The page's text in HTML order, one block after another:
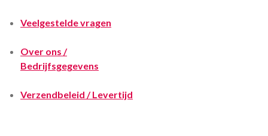
Veelgestelde vragen
Over ons /
Bedrijfsgegevens
Verzendbeleid / Levertijd